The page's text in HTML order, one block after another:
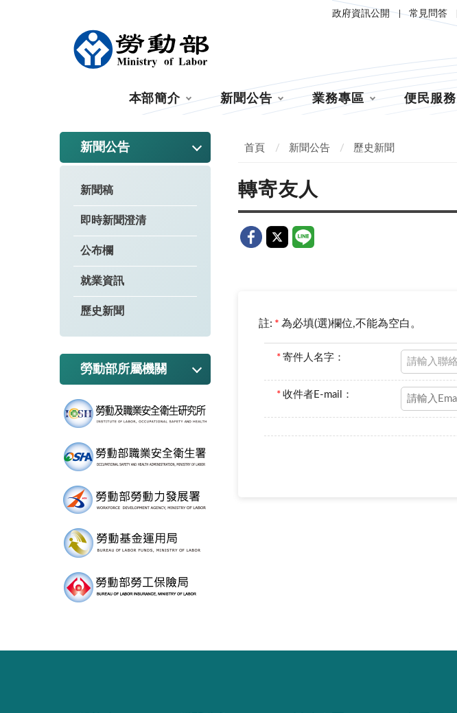
政府資訊公開 常見問答
本部簡介 新聞公告 業務專區 便民服務
新聞公告
新聞稿
即時新聞澄清
公布欄
就業資訊
歷史新聞
勞動部所屬機關
首頁 新聞公告 歷史新聞
轉寄友人
註: * 為必填(選)欄位,不能為空白。
* 寄件人名字：
* 收件者E-mail：